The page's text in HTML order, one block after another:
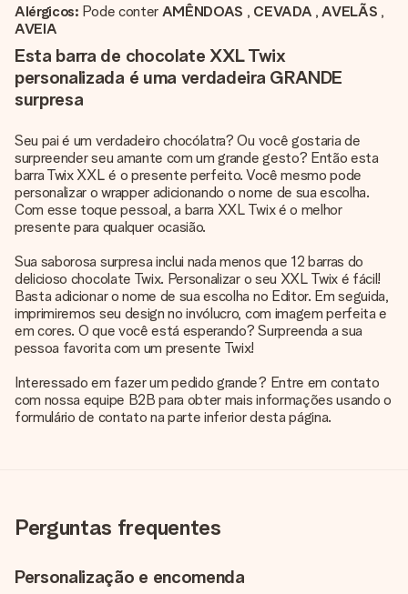
Alérgicos: Pode conter AMÊNDOAS , CEVADA ,AVELÃS ,
AVEIA
Esta barra de chocolate XXL Twix
personalizada é uma verdadeira GRANDE
surpresa
Seu pai é um verdadeiro chocólatra? Ou você gostaria de
surpreender seu amante com um grande gesto? Então esta
barra Twix XXL é o presente perfeito. Você mesmo pode
personalizar o wrapper adicionando o nome de sua escolha.
Com esse toque pessoal, a barra XXL Twix é o melhor
presente para qualquer ocasião.
Sua saborosa surpresa inclui nada menos que 12 barras do
delicioso chocolate Twix. Personalizar o seu XXL Twix é fácil!
Basta adicionar o nome de sua escolha no Editor. Em seguida,
imprimiremos seu design no invólucro, com imagem perfeita e
em cores. O que você está esperando? Surpreenda a sua
pessoa favorita com um presente Twix!
Interessado em fazer um pedido grande? Entre em contato
com nossa equipe B2B para obter mais informações usando o
formulário de contato na parte inferior desta página.
Perguntas frequentes
Personalização e encomenda